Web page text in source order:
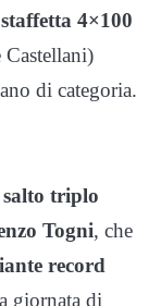
staffetta 4×100
di categoria.
salto triplo
Togni, che
record
giornata di